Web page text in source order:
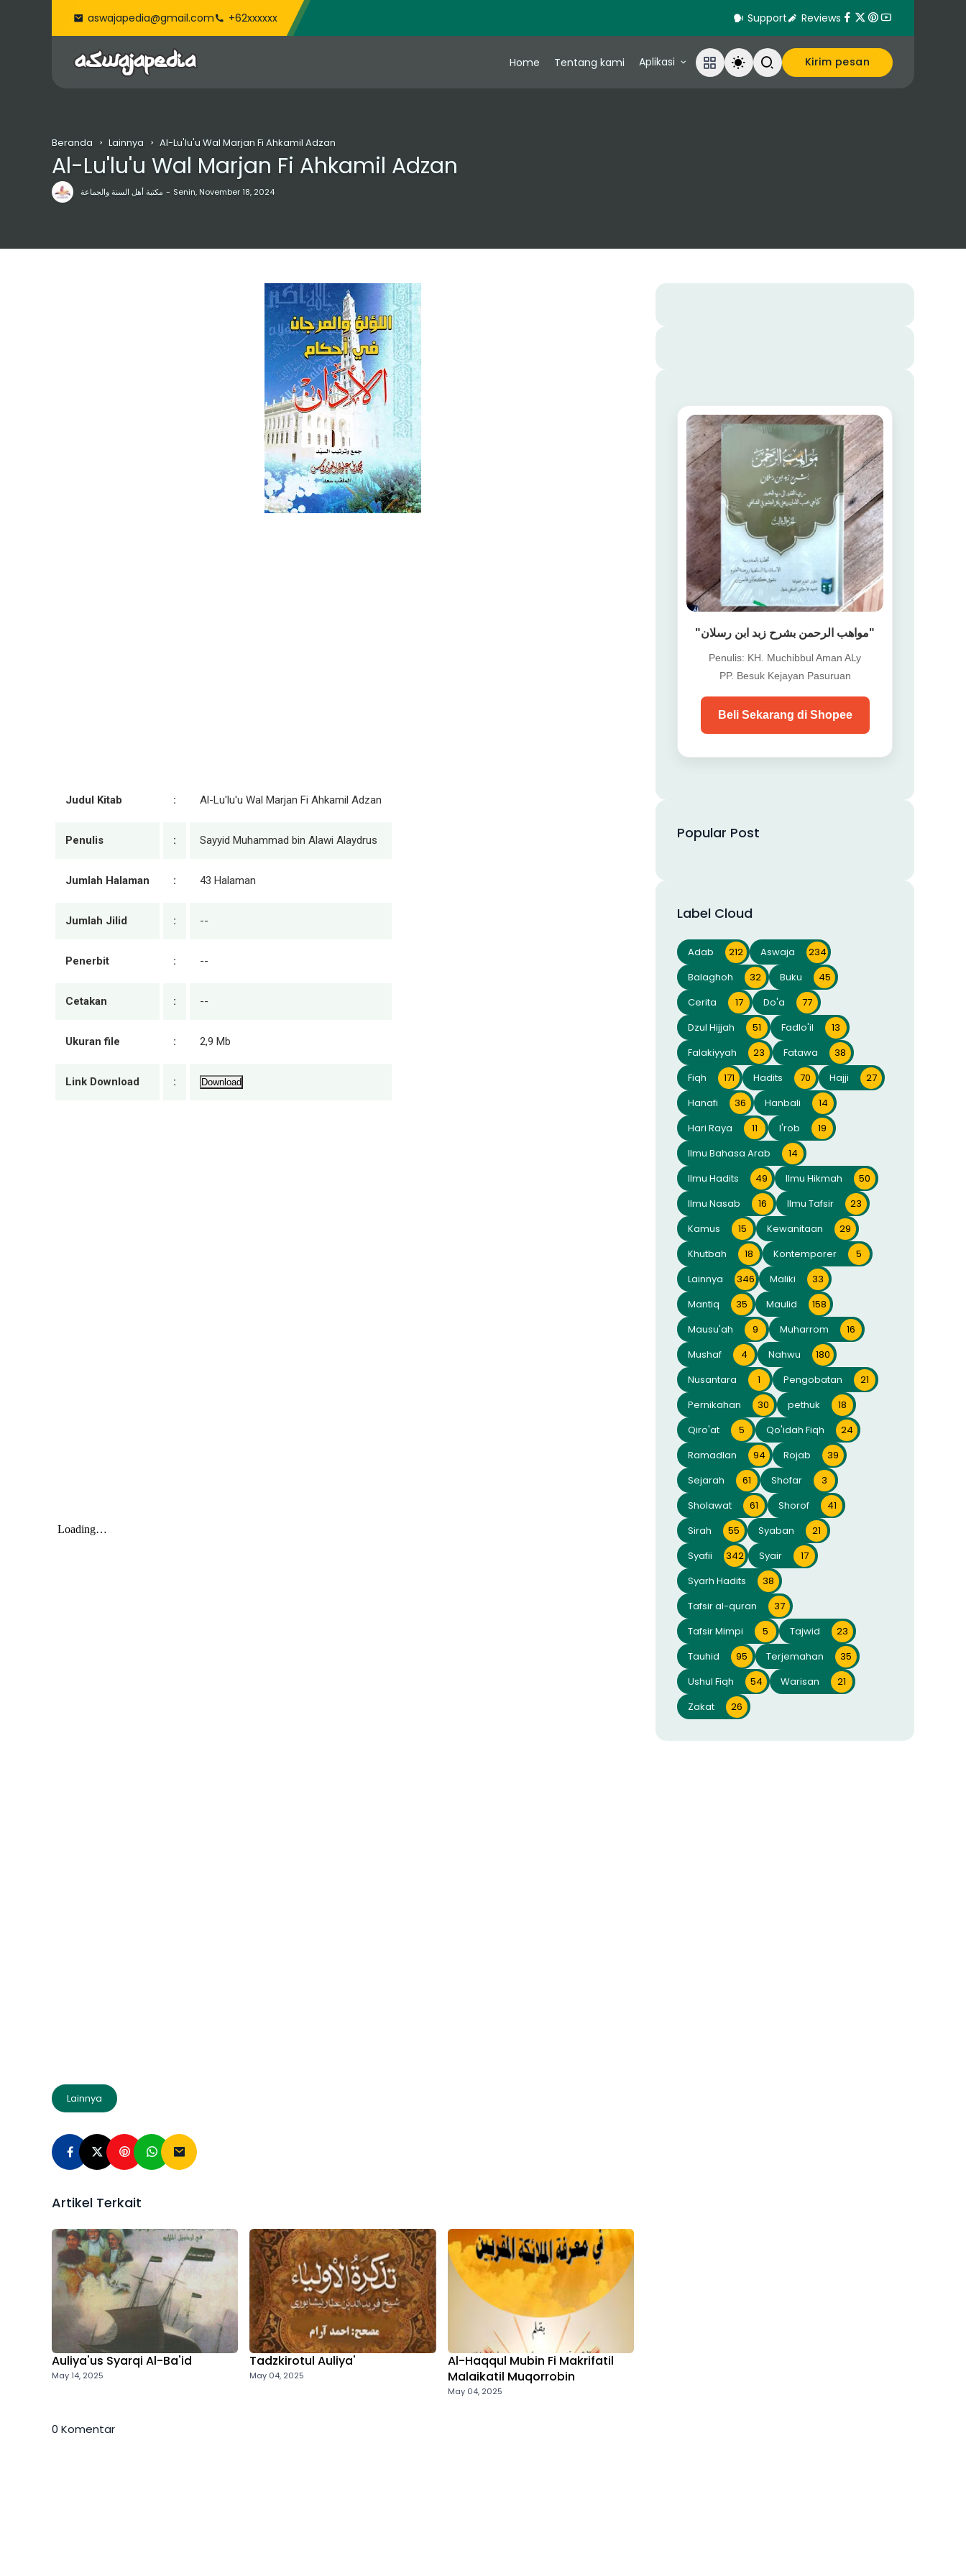
aswajapedia@gmail.com +62xxxxxx Support Reviews
Home Tentang kami Aplikasi Kirim pesan
Beranda Lainnya Al-Lu'lu'u Wal Marjan Fi Ahkamil Adzan
مكتبة أهل السنة والجماعة Senin, November 18, 2024
Al-Lu'lu'u Wal Marjan Fi Ahkamil Adzan
Judul Kitab : Al-Lu'lu'u Wal Marjan Fi Ahkamil Adzan
Penulis : Sayyid Muhammad bin Alawi Alaydrus
Jumlah Halaman : 43 Halaman
Jumlah Jilid : --
Penerbit : --
Cetakan : --
Ukuran file : 2,9 Mb
Link Download : Download
Lainnya
Artikel Terkait
Auliya'us Syarqi Al-Ba'id
May 14, 2025
Tadzkirotul Auliya'
May 04, 2025
Al-Haqqul Mubin Fi Makrifatil
Malaikatil Muqorrobin
May 04, 2025
0 Komentar
"مواهب الرحمن بشرح زبد ابن رسلان"
Penulis: KH. Muchibbul Aman ALy
PP. Besuk Kejayan Pasuruan
Beli Sekarang di Shopee
Popular Post
Label Cloud
Adab 212 Aswaja
234
Balaghoh
32 Buku
45
Cerita
17 Do'a
77
Dzul Hijjah
51 Fadlo'il
13
Falakiyyah
23 Fatawa
38
Fiqh
171 Hadits 70 Hajji
27
Hanafi
36 Hanbali
14
Hari Raya
11 I'rob
19
Ilmu Bahasa Arab
14
Ilmu Hadits
49 Ilmu Hikmah
50
Ilmu Nasab
16 Ilmu Tafsir
23
Kamus
15 Kewanitaan
29
Khutbah
18 Kontemporer
5
Lainnya
346 Maliki
33
Mantiq
35 Maulid
158
Mausu'ah
9 Muharrom
16
Mushaf
4 Nahwu
180
Nusantara
1 Pengobatan
21
Pernikahan
30 pethuk
18
Qiro'at
5 Qo'idah Fiqh
24
Ramadlan
94 Rojab
39
Sejarah
61 Shofar
3
Sholawat
61 Shorof
41
Sirah
55 Syaban
21
Syafii
342 Syair
17
Syarh Hadits
38
Tafsir al-quran
37
Tafsir Mimpi
5 Tajwid
23
Tauhid
95 Terjemahan
35
Ushul Fiqh
54 Warisan
21
Zakat
26